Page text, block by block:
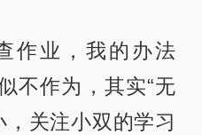
作业，我的办法
不作为，其实“无
，关注小双的学习